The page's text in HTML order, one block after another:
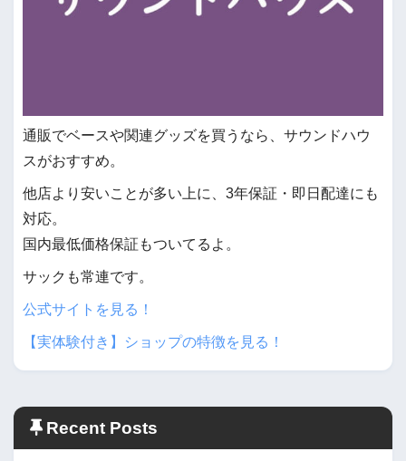
通販でベースや関連グッズを買うなら、サウンドハウ
スがおすすめ。
他店より安いことが多い上に、3年保証・即日配達にも
対応。
国内最低価格保証もついてるよ。
サックも常連です。
公式サイトを見る！
【実体験付き】ショップの特徴を見る！
Recent Posts